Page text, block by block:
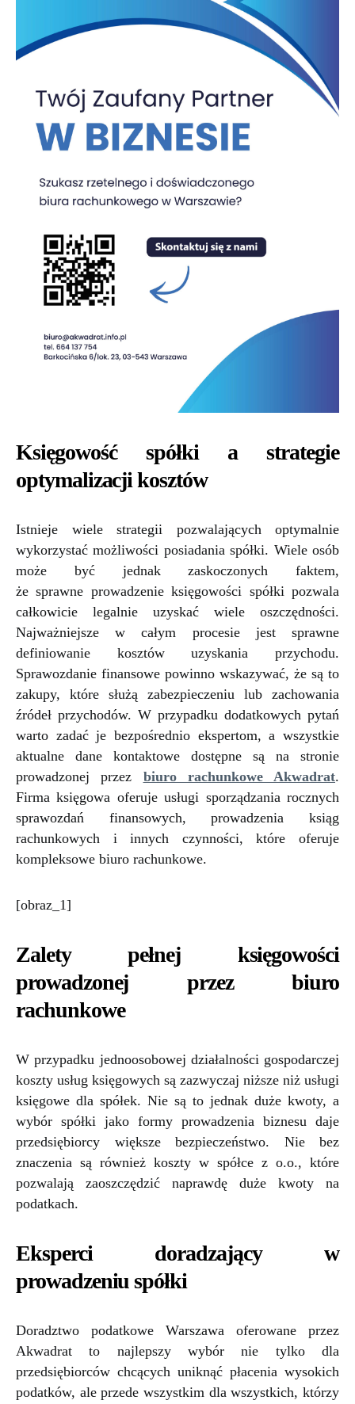
Księgowość spółki a strategie
optymalizacji kosztów
Istnieje wiele strategii pozwalających optymalnie
wykorzystać możliwości posiadania spółki. Wiele osób
może być jednak zaskoczonych faktem,
że sprawne prowadzenie księgowości spółki pozwala
całkowicie legalnie uzyskać wiele oszczędności.
Najważniejsze w całym procesie jest sprawne
definiowanie kosztów uzyskania przychodu.
Sprawozdanie finansowe powinno wskazywać, że są to
zakupy, które służą zabezpieczeniu lub zachowania
źródeł przychodów. W przypadku dodatkowych pytań
warto zadać je bezpośrednio ekspertom, a wszystkie
aktualne dane kontaktowe dostępne są na stronie
prowadzonej przez biuro rachunkowe Akwadrat.
Firma księgowa oferuje usługi sporządzania rocznych
sprawozdań finansowych, prowadzenia ksiąg
rachunkowych i innych czynności, które oferuje
kompleksowe biuro rachunkowe.
[obraz_1]
Zalety pełnej księgowości
prowadzonej przez biuro
rachunkowe
W przypadku jednoosobowej działalności gospodarczej
koszty usług księgowych są zazwyczaj niższe niż usługi
księgowe dla spółek. Nie są to jednak duże kwoty, a
wybór spółki jako formy prowadzenia biznesu daje
przedsiębiorcy większe bezpieczeństwo. Nie bez
znaczenia są również koszty w spółce z o.o., które
pozwalają zaoszczędzić naprawdę duże kwoty na
podatkach.
Eksperci doradzający w
prowadzeniu spółki
Doradztwo podatkowe Warszawa oferowane przez
Akwadrat to najlepszy wybór nie tylko dla
przedsiębiorców chcących uniknąć płacenia wysokich
podatków, ale przede wszystkim dla wszystkich, którzy